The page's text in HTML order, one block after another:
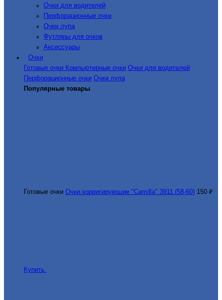
Очки для водителей
Перфорационные очки
Очки лупа
Футляры для очков
Аксессуары
Очки
Готовые очки Компьютерные очки Очки для водителей
Перфорационные очки Очки лупа
Популярные товары
Готовые очки Очки корригирующие "Camilla" 3911 (58-60) 150 ₽
Купить